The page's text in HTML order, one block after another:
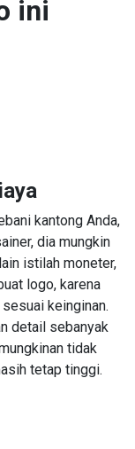
ini
kantong Anda,
dia mungkin
istilah moneter,
logo, karena
keinginan.
detail sebanyak
tidak
tetap tinggi.